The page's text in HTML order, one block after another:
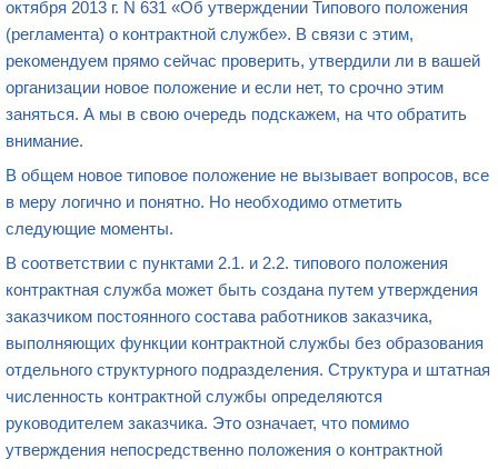
октября 2013 г. N 631 «Об утверждении Типового положения
(регламента) о контрактной службе». В связи с этим,
рекомендуем прямо сейчас проверить, утвердили ли в вашей
организации новое положение и если нет, то срочно этим
заняться. А мы в свою очередь подскажем, на что обратить
внимание.
В общем новое типовое положение не вызывает вопросов, все
в меру логично и понятно. Но необходимо отметить
следующие моменты.
В соответствии с пунктами 2.1. и 2.2. типового положения
контрактная служба может быть создана путем утверждения
заказчиком постоянного состава работников заказчика,
выполняющих функции контрактной службы без образования
отдельного структурного подразделения. Структура и штатная
численность контрактной службы определяются
руководителем заказчика. Это означает, что помимо
утверждения непосредственно положения о контрактной